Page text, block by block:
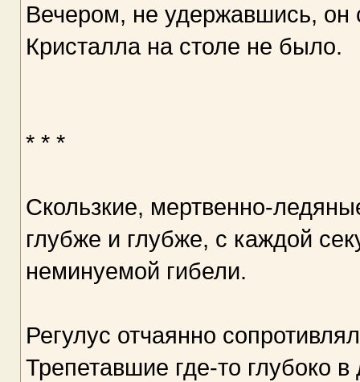
Вечером, не удержавшись, он
Кристалла на столе не было.
* * *
Скользкие, мертвенно-
глубже и глубже, с каждой
неминуемой гибели.
Регулус отчаянно
Трепетавшие где-то глубоко